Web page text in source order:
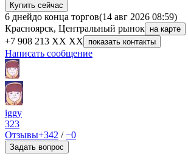
Купить сейчас
6 днейдо конца торгов(14 авг 2026 08:59)
Красноярск, Центральный рынок на карте
+7 908 213 XX XX показать контакты
Написать сообщение
iggy
323
Отзывы+342 /−0
Задать вопрос